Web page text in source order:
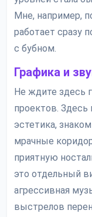
Мне, например,
работает сразу
с бубном.
Графика и
Не ждите здесь
проектов. Здесь
эстетика,
мрачные
приятную
это отдельный
агрессивная
выстрелов